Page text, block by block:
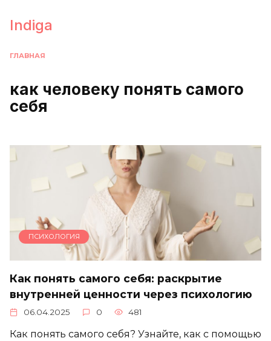
содержанию
Indiga
ГЛАВНАЯ
как человеку понять самого
себя
ПСИХОЛОГИЯ
Как понять самого себя: раскрытие
внутренней ценности через психологию
06.04.2025 0 481
Как понять самого себя? Узнайте, как с помощью